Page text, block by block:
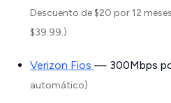
Descuento de $20 por 12
$39.99.)
Verizon Fios — 300Mbps
automático)